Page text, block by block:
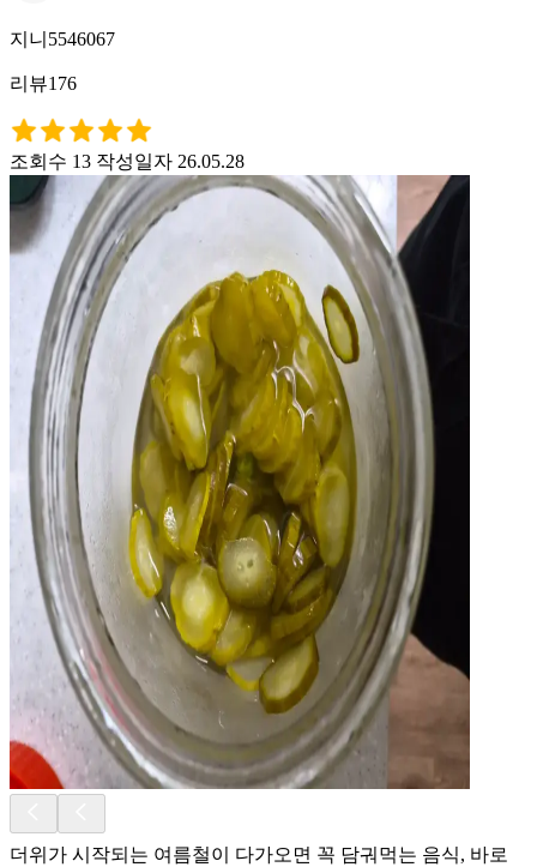
지니5546067
리뷰176
조회수 13 작성일자 26.05.28
더위가 시작되는 여름철이 다가오면 꼭 담궈먹는 음식, 바로